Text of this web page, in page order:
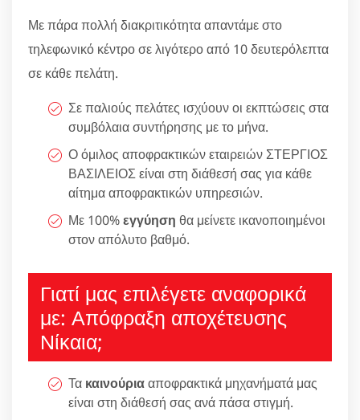
Με πάρα πολλή διακριτικότητα απαντάμε στο
τηλεφωνικό κέντρο σε λιγότερο από 10 δευτερόλεπτα
σε κάθε πελάτη.
Σε παλιούς πελάτες ισχύουν οι εκπτώσεις στα
συμβόλαια συντήρησης με το μήνα.
Ο όμιλος αποφρακτικών εταιρειών ΣΤΕΡΓΙΟΣ
ΒΑΣΙΛΕΙΟΣ είναι στη διάθεσή σας για κάθε
αίτημα αποφρακτικών υπηρεσιών.
Με 100%εγγύηση θα μείνετε ικανοποιημένοι
στον απόλυτο βαθμό.
Γιατί μας επιλέγετε αναφορικά
με: Απόφραξη αποχέτευσης
Νίκαια;
Τα καινούριααποφρακτικά μηχανήματά μας
είναι στη διάθεσή σας ανά πάσα στιγμή.